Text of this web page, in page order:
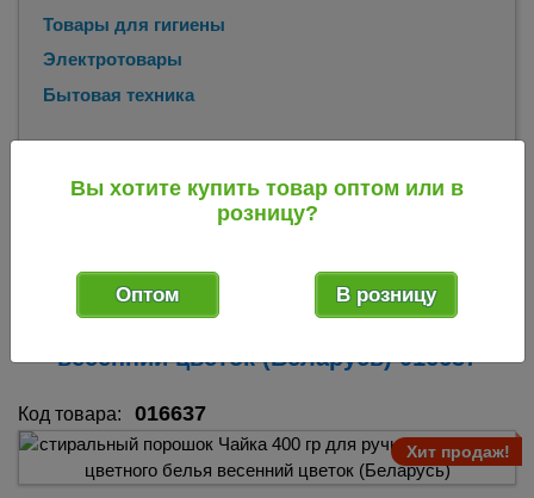
Товары для гигиены
Электротовары
Бытовая техника
для ручной стирки
Стиральный порошок Чайка 400 гр для
ручной стирки для цветного белья весенний цветок
весенний цветок (Беларусь) 016637
Код товара: 016637
Хит продаж!
Вы хотите купить товар оптом или в
розницу?
Оптом В розницу